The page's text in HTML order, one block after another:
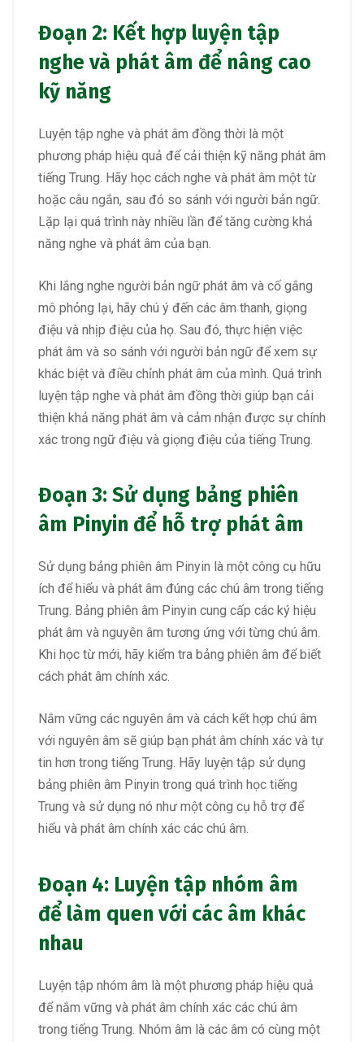
Đoạn 2: Kết hợp luyện tập
nghe và phát âm để nâng cao
kỹ năng
Luyện tập nghe và phát âm đồng thời là một
phương pháp hiệu quả để cải thiện kỹ năng phát âm
tiếng Trung. Hãy học cách nghe và phát âm một từ
hoặc câu ngắn, sau đó so sánh với người bản ngữ.
Lặp lại quá trình này nhiều lần để tăng cường khả
năng nghe và phát âm của bạn.
Khi lắng nghe người bản ngữ phát âm và cố gắng
mô phỏng lại, hãy chú ý đến các âm thanh, giọng
điệu và nhịp điệu của họ. Sau đó, thực hiện việc
phát âm và so sánh với người bản ngữ để xem sự
khác biệt và điều chỉnh phát âm của mình. Quá trình
luyện tập nghe và phát âm đồng thời giúp bạn cải
thiện khả năng phát âm và cảm nhận được sự chính
xác trong ngữ điệu và giọng điệu của tiếng Trung.
Đoạn 3: Sử dụng bảng phiên
âm Pinyin để hỗ trợ phát âm
Sử dụng bảng phiên âm Pinyin là một công cụ hữu
ích để hiểu và phát âm đúng các chú âm trong tiếng
Trung. Bảng phiên âm Pinyin cung cấp các ký hiệu
phát âm và nguyên âm tương ứng với từng chú âm.
Khi học từ mới, hãy kiểm tra bảng phiên âm để biết
cách phát âm chính xác.
Nắm vững các nguyên âm và cách kết hợp chú âm
với nguyên âm sẽ giúp bạn phát âm chính xác và tự
tin hơn trong tiếng Trung. Hãy luyện tập sử dụng
bảng phiên âm Pinyin trong quá trình học tiếng
Trung và sử dụng nó như một công cụ hỗ trợ để
hiểu và phát âm chính xác các chú âm.
Đoạn 4: Luyện tập nhóm âm
để làm quen với các âm khác
nhau
Luyện tập nhóm âm là một phương pháp hiệu quả
để nắm vững và phát âm chính xác các chú âm
trong tiếng Trung. Nhóm âm là các âm có cùng một